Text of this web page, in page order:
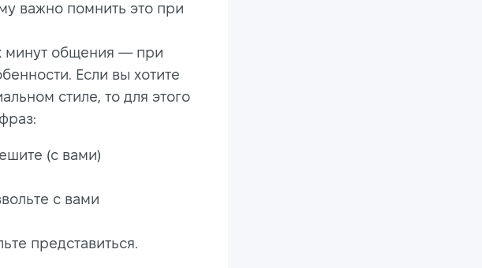
важно помнить это при
минут общения — при
Если вы хотите
стиле, то для этого
(с вами)
с вами
представиться.